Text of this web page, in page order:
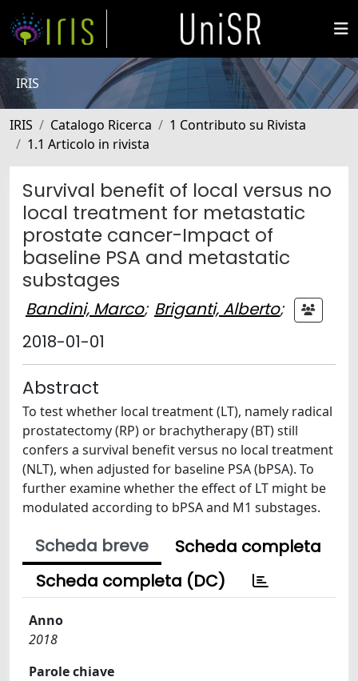
IRIS
IRIS Catalogo Ricerca
1 Contributo su Rivista
1.1 Articolo in rivista
Survival benefit of local versus no
local treatment for metastatic
prostate cancer-Impact of
baseline PSA and metastatic
substages
Bandini, Marco; Briganti, Alberto;
2018-01-01
Abstract
To test whether local treatment (LT), namely radical
prostatectomy (RP) or brachytherapy (BT) still
confers a survival benefit versus no local treatment
(NLT), when adjusted for baseline PSA (bPSA). To
further examine whether the effect of LT might be
modulated according to bPSA and M1 substages.
Scheda breve
Scheda completa
Scheda completa (DC)
Anno
2018
Parole chiave